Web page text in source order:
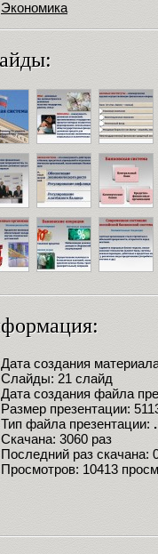
Экономика
Дата создания
Слайды: 21 слайд
Дата создания файла
Размер презентации:
Тип файла презентации:
Скачана: 3060 раз
Последний раз скачана:
Просмотров: 10413